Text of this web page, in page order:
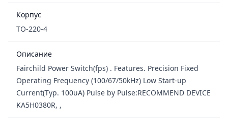
Корпус
TO-220-4
Описание
Fairchild Power Switch(fps) . Features. Precision Fixed
Operating Frequency (100/67/50kHz) Low Start-up
Current(Typ. 100uA) Pulse by Pulse:RECOMMEND DEVICE
KA5H0380R, ,